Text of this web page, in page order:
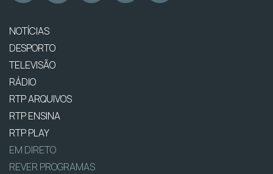
NOTÍCIAS
DESPORTO
TELEVISÃO
RÁDIO
RTP ARQUIVOS
RTP ENSINA
RTP PLAY
EM DIRETO
REVER PROGRAMAS